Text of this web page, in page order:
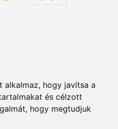
hogy javítsa a
és célzott
hogy megtudjuk